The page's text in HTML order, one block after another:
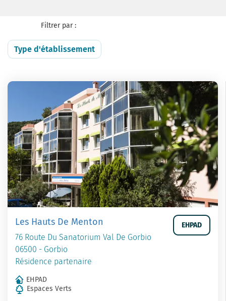
Filtrer par :
Type d'établissement
Les Hauts De Menton
76 Route Du Sanatorium Val De Gorbio
06500 - Gorbio
Résidence partenaire
EHPAD
EHPAD
Espaces Verts